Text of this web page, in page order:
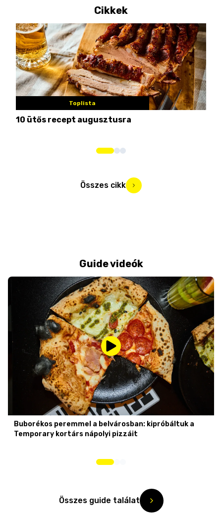
Cikkek
Toplista
10 ütős recept augusztusra
Összes cikk
Guide videók
Buborékos peremmel a belvárosban: kipróbáltuk a
Temporary kortárs nápolyi pizzáit
Összes guide találat